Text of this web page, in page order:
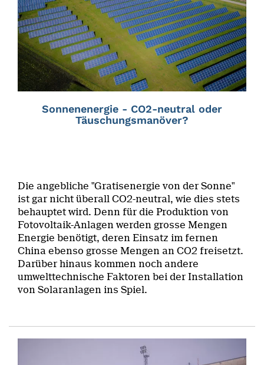
Sonnenenergie - CO2-neutral oder
Täuschungsmanöver?
Die angebliche "Gratisenergie von der Sonne"
ist gar nicht überall CO2-neutral, wie dies stets
behauptet wird. Denn für die Produktion von
Fotovoltaik-Anlagen werden grosse Mengen
Energie benötigt, deren Einsatz im fernen
China ebenso grosse Mengen an CO2 freisetzt.
Darüber hinaus kommen noch andere
umwelttechnische Faktoren bei der Installation
von Solaranlagen ins Spiel.